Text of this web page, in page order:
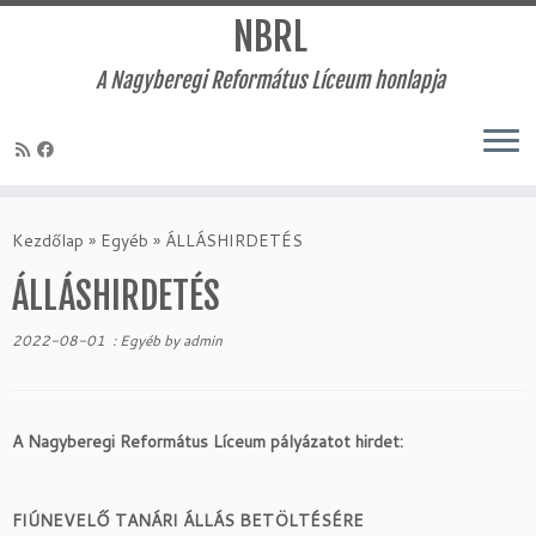
to
NBRL
A Nagyberegi Református Líceum honlapja
Kezdőlap » Egyéb » ÁLLÁSHIRDETÉS
ÁLLÁSHIRDETÉS
2022-08-01 :Egyéb byadmin
A Nagyberegi Református Líceum pályázatot hirdet:
FIÚNEVELŐ TANÁRI ÁLLÁS BETÖLTÉSÉRE